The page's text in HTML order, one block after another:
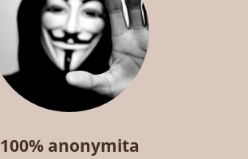
100% anonymita